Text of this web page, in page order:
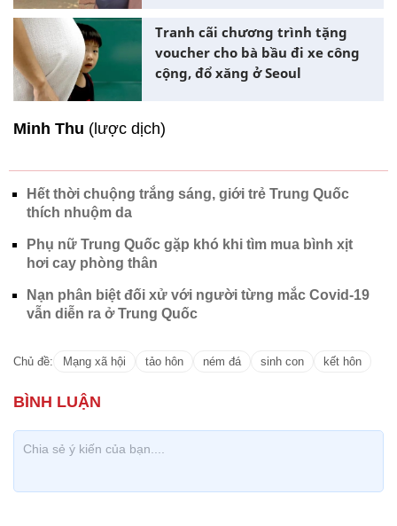
Tranh cãi chương trình tặng
voucher cho bà bầu đi xe công
cộng, đổ xăng ở Seoul
Minh Thu (lược dịch)
Hết thời chuộng trắng sáng, giới trẻ Trung Quốc
thích nhuộm da
Phụ nữ Trung Quốc gặp khó khi tìm mua bình xịt
hơi cay phòng thân
Nạn phân biệt đối xử với người từng mắc Covid-19
vẫn diễn ra ở Trung Quốc
Chủ đề: Mạng xã hội tảo hôn ném đá sinh con kết hôn